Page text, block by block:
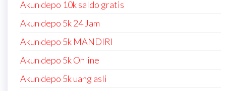
Akun depo 10k saldo gratis
Akun depo 5k 24 Jam
Akun depo 5k MANDIRI
Akun depo 5k Online
Akun depo 5k uang asli